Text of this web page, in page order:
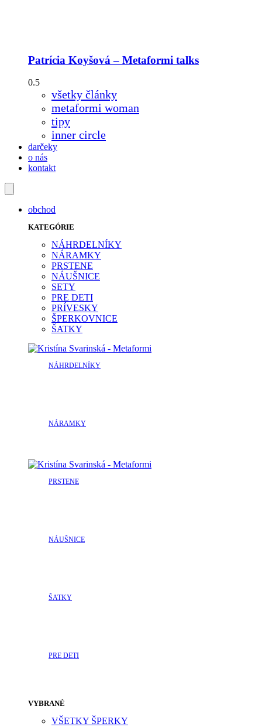
Patrícia Koyšová – Metaformi talks
všetky články
metaformi woman
tipy
inner circle
darčeky
o nás
kontakt
obchod
KATEGÓRIE
NÁHRDELNÍKY
NÁRAMKY
PRSTENE
NÁUŠNICE
SETY
PRE DETI
PRÍVESKY
ŠPERKOVNICE
ŠATKY
NÁHRDELNÍKY
NÁRAMKY
PRSTENE
NÁUŠNICE
ŠATKY
PRE DETI
VYBRANÉ
VŠETKY ŠPERKY